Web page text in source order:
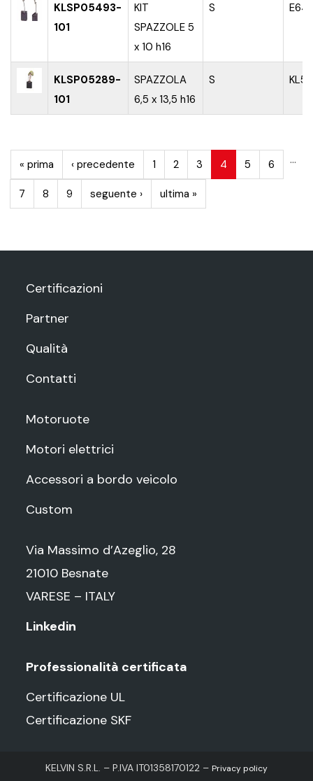
KLSP05493-
101
KIT
SPAZZOLE 5
x 10 h16
S E64
KLSP05289-
101
SPAZZOLA
6,5 x 13,5 h16
S KL59
PAGINE
« prima ‹ precedente 1 2 3 4 5 6
7 8 9
…
seguente › ultima »
Certificazioni
Partner
Qualità
Contatti
Motoruote
Motori elettrici
Accessori a bordo veicolo
Custom
Via Massimo d’Azeglio, 28
21010 Besnate
VARESE – ITALY
Linkedin
Professionalità certificata
Certificazione UL
Certificazione SKF
KELVIN S.R.L. – P.IVA IT01358170122 – Privacy policy